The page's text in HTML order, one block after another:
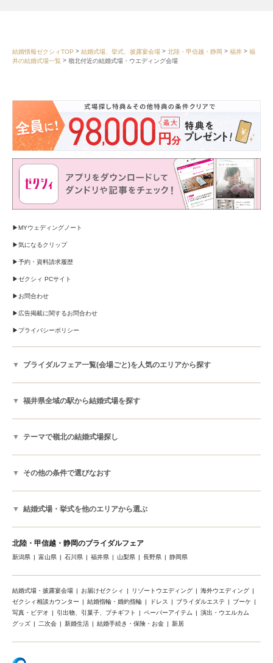
結婚情報ゼクシィTOP 結婚式場、挙式、披露宴会場 北陸・甲信越・静岡 福井
福
井の結婚式場一覧
嶺北付近の結婚式場・ウエディング会場
MYウェディングノート
気になるクリップ
予約・資料請求履歴
ゼクシィ PCサイト
お問合わせ
広告掲載に関するお問合わせ
プライバシーポリシー
ブライダルフェア一覧(会場ごと)を人気のエリアから探す
福井県全域の駅から結婚式場を探す
テーマで嶺北の結婚式場探し
その他の条件で選びなおす
結婚式場・挙式を他のエリアから選ぶ
北陸・甲信越・静岡のブライダルフェア
新潟県 富山県 石川県 福井県 山梨県 長野県 静岡県
結婚式場・披露宴会場 お届けゼクシィ リゾートウエディング
海外ウエディング
ゼクシィ相談カウンター
結婚指輪・婚約指輪 ドレス ブライダルエステ
ブーケ
写真・ビデオ
引出物、引菓子、プチギフト ペーパーアイテム
演出・ウエルカム
グッズ
二次会 新婚生活 結婚手続き・保険・お金 新居